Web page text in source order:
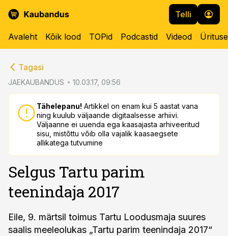
Telli
Avaleht Kõik lood TOPid Podcastid Videod
Tagasi
JAEKAUBANDUS 10.03.17, 09:56
Tähelepanu! Artikkel on enam kui 5 aastat vana
ning kuulub väljaande digitaalsesse arhiivi.
Väljaanne ei uuenda ega kaasajasta arhiveeritud
sisu, mistõttu võib olla vajalik kaasaegsete
allikatega tutvumine
Selgus Tartu parim
teenindaja 2017
Eile, 9. märtsil toimus Tartu Loodusmaja suures
saalis meeleolukas „Tartu parim teenindaja 2017“